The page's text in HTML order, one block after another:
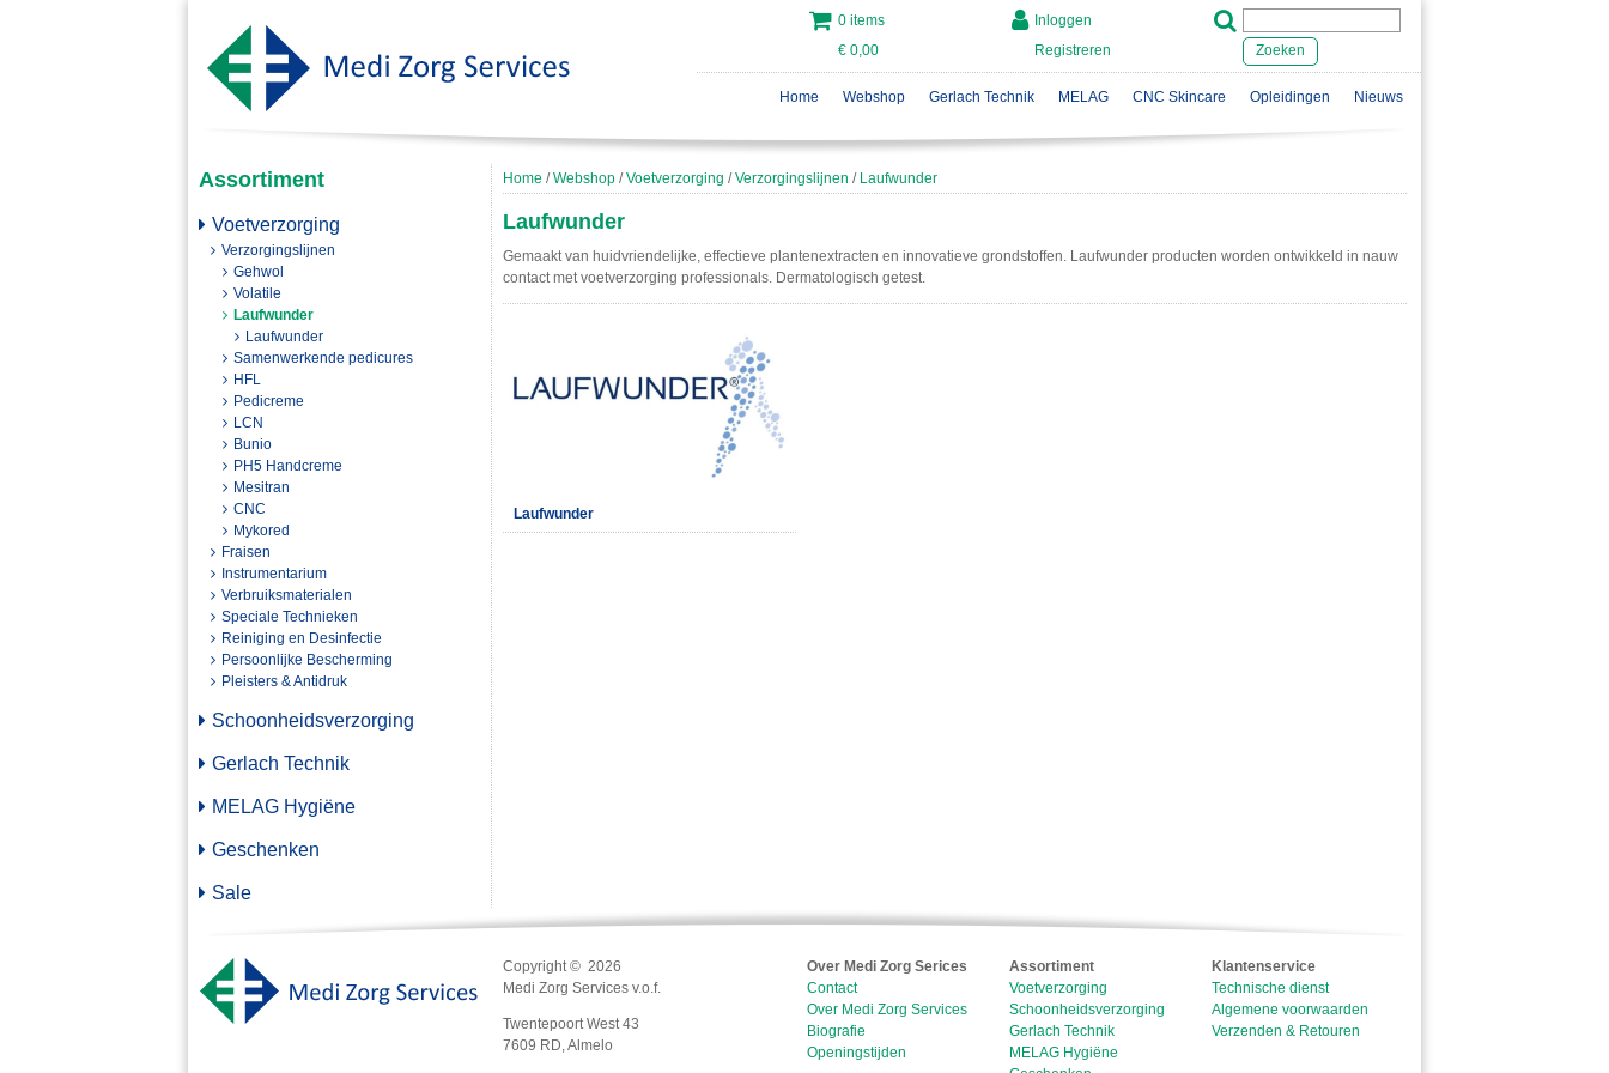
0 items
€ 0,00
Inloggen
Registreren
Zoeken
Home Webshop Gerlach Technik MELAG CNC Skincare Opleidingen Nieuws
Assortiment
Voetverzorging
Verzorgingslijnen
Gehwol
Volatile
Laufwunder
Laufwunder
Samenwerkende pedicures
HFL
Pedicreme
LCN
Bunio
PH5 Handcreme
Mesitran
CNC
Mykored
Fraisen
Instrumentarium
Verbruiksmaterialen
Speciale Technieken
Reiniging en Desinfectie
Persoonlijke Bescherming
Pleisters & Antidruk
Schoonheidsverzorging
Gerlach Technik
MELAG Hygiëne
Geschenken
Sale
Home /Webshop /Voetverzorging /Verzorgingslijnen / Laufwunder
Laufwunder
Gemaakt van huidvriendelijke, effectieve plantenextracten en innovatieve grondstoffen. Laufwunder producten worden ontwikkeld in nauw
contact met voetverzorging professionals. Dermatologisch getest.
Laufwunder
Copyright © 2026
Medi Zorg Services v.o.f.
Twentepoort West 43
7609 RD, Almelo
Over Medi Zorg Serices
Contact
Over Medi Zorg Services
Biografie
Openingstijden
Assortiment
Voetverzorging
Schoonheidsverzorging
Gerlach Technik
MELAG Hygiëne
Klantenservice
Technische dienst
Algemene voorwaarden
Verzenden & Retouren